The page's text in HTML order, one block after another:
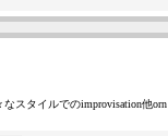
スタイルでのimprovisation他orn